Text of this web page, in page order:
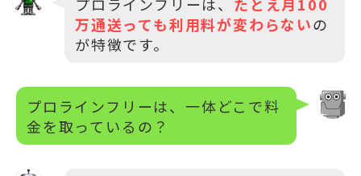
万通送っても利用料が変わらないの
が特徴です。
プロラインフリーは、一体どこで料
金を取っているの？